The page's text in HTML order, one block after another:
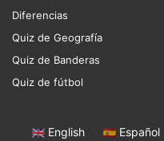
Diferencias
Quiz de Geografía
Quiz de Banderas
Quiz de fútbol
English Español